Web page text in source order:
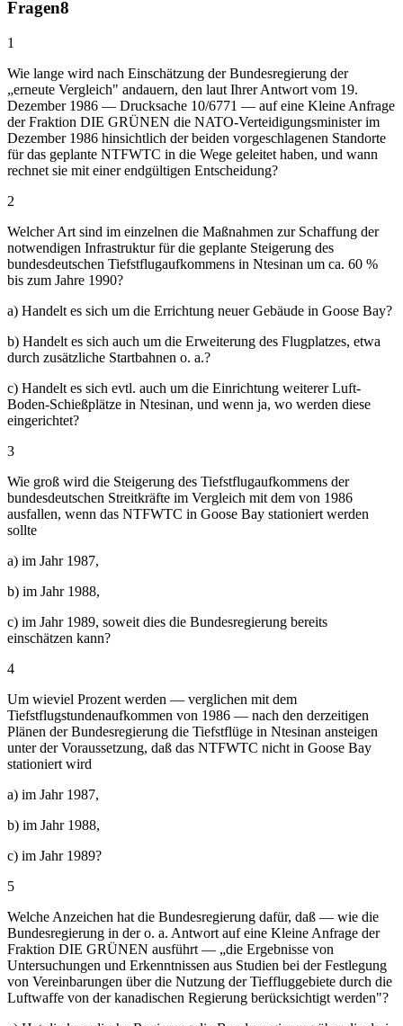
Fragen8
1
Wie lange wird nach Einschätzung der Bundesregierung der
„erneute Vergleich" andauern, den laut Ihrer Antwort vom 19.
Dezember 1986 — Drucksache 10/6771 — auf eine Kleine Anfrage
der Fraktion DIE GRÜNEN die NATO-Verteidigungsminister im
Dezember 1986 hinsichtlich der beiden vorgeschlagenen Standorte
für das geplante NTFWTC in die Wege geleitet haben, und wann
rechnet sie mit einer endgültigen Entscheidung?
2
Welcher Art sind im einzelnen die Maßnahmen zur Schaffung der
notwendigen Infrastruktur für die geplante Steigerung des
bundesdeutschen Tiefstflugaufkommens in Ntesinan um ca. 60 %
bis zum Jahre 1990?
a) Handelt es sich um die Errichtung neuer Gebäude in Goose Bay?
b) Handelt es sich auch um die Erweiterung des Flugplatzes, etwa
durch zusätzliche Startbahnen o. a.?
c) Handelt es sich evtl. auch um die Einrichtung weiterer Luft-
Boden-Schießplätze in Ntesinan, und wenn ja, wo werden diese
eingerichtet?
3
Wie groß wird die Steigerung des Tiefstflugaufkommens der
bundesdeutschen Streitkräfte im Vergleich mit dem von 1986
ausfallen, wenn das NTFWTC in Goose Bay stationiert werden
sollte
a) im Jahr 1987,
b) im Jahr 1988,
c) im Jahr 1989, soweit dies die Bundesregierung bereits
einschätzen kann?
4
Um wieviel Prozent werden — verglichen mit dem
Tiefstflugstundenaufkommen von 1986 — nach den derzeitigen
Plänen der Bundesregierung die Tiefstflüge in Ntesinan ansteigen
unter der Voraussetzung, daß das NTFWTC nicht in Goose Bay
stationiert wird
a) im Jahr 1987,
b) im Jahr 1988,
c) im Jahr 1989?
5
Welche Anzeichen hat die Bundesregierung dafür, daß — wie die
Bundesregierung in der o. a. Antwort auf eine Kleine Anfrage der
Fraktion DIE GRÜNEN ausführt — „die Ergebnisse von
Untersuchungen und Erkenntnissen aus Studien bei der Festlegung
von Vereinbarungen über die Nutzung der Tieffluggebiete durch die
Luftwaffe von der kanadischen Regierung berücksichtigt werden"?